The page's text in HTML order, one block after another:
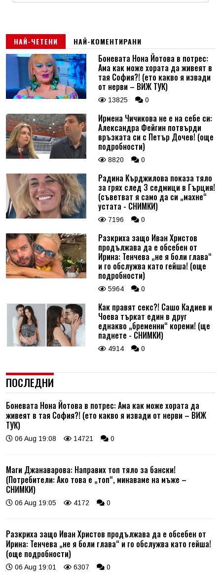
Email
Коментар*
НАЙ-ЧЕТЕНИ НАЙ-КОМЕНТИРАНИ
Боневата Нона Йотова в потрес:
Ама как може хората да живеят в
тая София?! (ето какво я извади
от нерви – ВИЖ ТУК)
13825 0
Ирмена Чичикова не е на себе си:
Александра Фейгин потвърди
връзката си с Петър Дочев! (още
подробности)
8820 0
Радина Кърджилова показа тяло
за грях след 3 седмици в Гърция!
(съветват я само да си „махне“
устата - СНИМКИ)
7196 0
Разкриха защо Иван Христов
продължава да е обсебен от
Ирина: Тенчева „не я боли глава“
и го обслужва като гейша! (още
подробности)
5964 0
Как правят секс?! Сашо Кадиев и
Чоева търкат един в друг
еднакво „бременни“ кореми! (ще
паднете - СНИМКИ)
4914 0
ПОСЛЕДНИ
Боневата Нона Йотова в потрес: Ама как може хората да
живеят в тая София?! (ето какво я извади от нерви – ВИЖ
ТУК)
06 Aug 19:08 14721 0
Маги Джанаварова: Направих топ тяло за бански!
(Потребители: Ако това е „топ“, минаваме на мъже –
СНИМКИ)
06 Aug 19:05 4172 0
Разкриха защо Иван Христов продължава да е обсебен от
Ирина: Тенчева „не я боли глава“ и го обслужва като гейша!
(още подробности)
06 Aug 19:01 6307 0